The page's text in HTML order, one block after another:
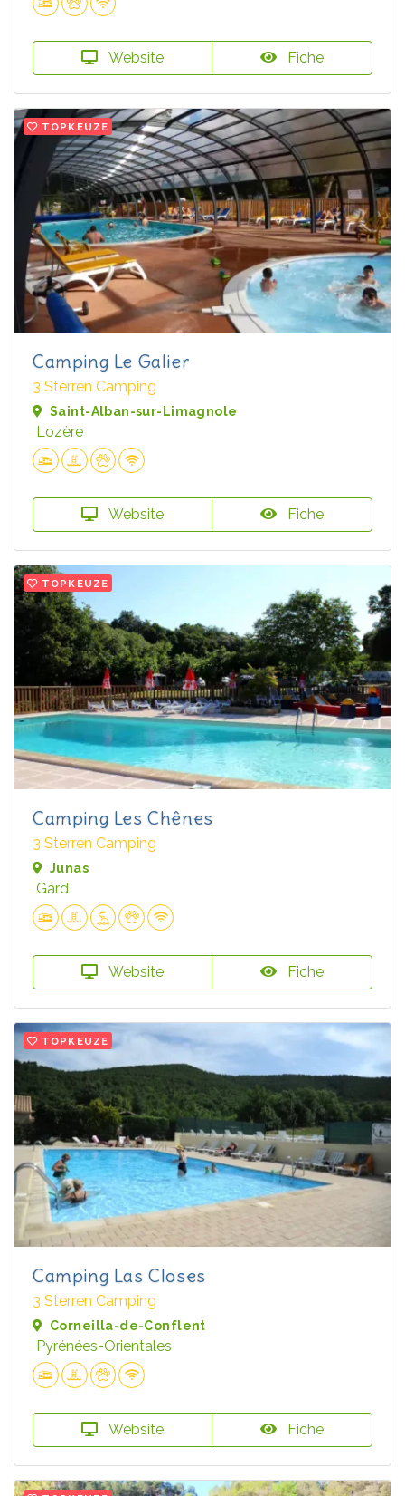
Website Fiche
TOPKEUZE
Camping Le Galier
3 Sterren Camping
Saint-Alban-sur-Limagnole
Lozère
Website Fiche
TOPKEUZE
Camping Les Chênes
3 Sterren Camping
Junas
Gard
Website Fiche
TOPKEUZE
Camping Las Closes
3 Sterren Camping
Corneilla-de-Conflent
Pyrénées-Orientales
Website Fiche